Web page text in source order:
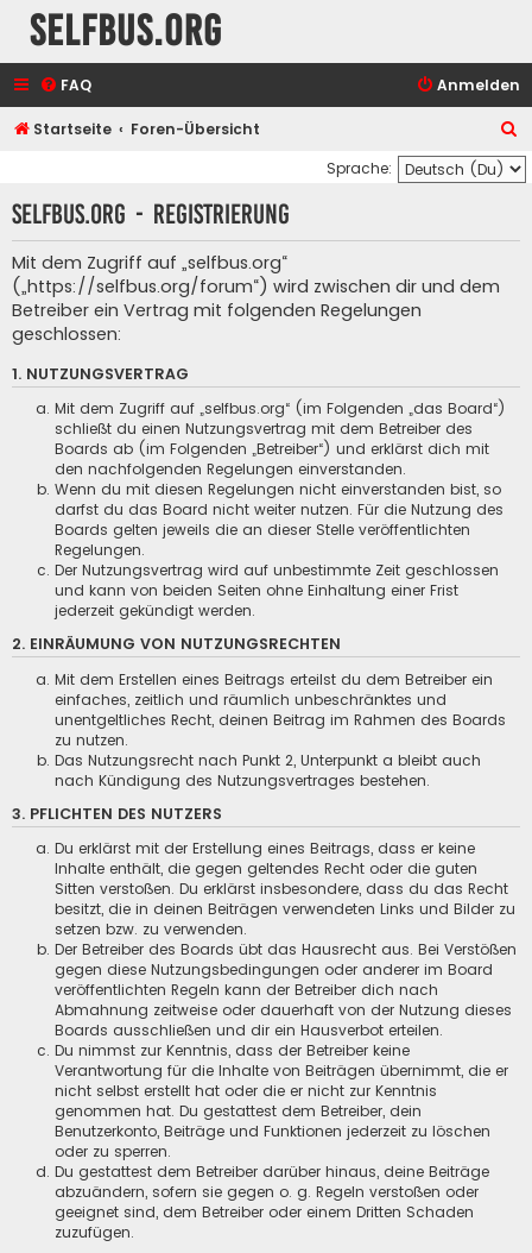
selfbus.org
FAQ Anmelden
Startseite Foren-Übersicht
u
c
Sprache:
selfbus.org - Registrierung
Mit dem Zugriff auf „selfbus.org“
(„https://selfbus.org/forum“) wird zwischen dir und dem
Betreiber ein Vertrag mit folgenden Regelungen
geschlossen:
1. NUTZUNGSVERTRAG
Mit dem Zugriff auf „selfbus.org“ (im Folgenden „das Board“)
schließt du einen Nutzungsvertrag mit dem Betreiber des
Boards ab (im Folgenden „Betreiber“) und erklärst dich mit
den nachfolgenden Regelungen einverstanden.
Wenn du mit diesen Regelungen nicht einverstanden bist, so
darfst du das Board nicht weiter nutzen. Für die Nutzung des
Boards gelten jeweils die an dieser Stelle veröffentlichten
Regelungen.
Der Nutzungsvertrag wird auf unbestimmte Zeit geschlossen
und kann von beiden Seiten ohne Einhaltung einer Frist
jederzeit gekündigt werden.
2. EINRÄUMUNG VON NUTZUNGSRECHTEN
Mit dem Erstellen eines Beitrags erteilst du dem Betreiber ein
einfaches, zeitlich und räumlich unbeschränktes und
unentgeltliches Recht, deinen Beitrag im Rahmen des Boards
zu nutzen.
Das Nutzungsrecht nach Punkt 2, Unterpunkt a bleibt auch
nach Kündigung des Nutzungsvertrages bestehen.
3. PFLICHTEN DES NUTZERS
Du erklärst mit der Erstellung eines Beitrags, dass er keine
Inhalte enthält, die gegen geltendes Recht oder die guten
Sitten verstoßen. Du erklärst insbesondere, dass du das Recht
besitzt, die in deinen Beiträgen verwendeten Links und Bilder zu
setzen bzw. zu verwenden.
Der Betreiber des Boards übt das Hausrecht aus. Bei Verstößen
gegen diese Nutzungsbedingungen oder anderer im Board
veröffentlichten Regeln kann der Betreiber dich nach
Abmahnung zeitweise oder dauerhaft von der Nutzung dieses
Boards ausschließen und dir ein Hausverbot erteilen.
Du nimmst zur Kenntnis, dass der Betreiber keine
Verantwortung für die Inhalte von Beiträgen übernimmt, die er
nicht selbst erstellt hat oder die er nicht zur Kenntnis
genommen hat. Du gestattest dem Betreiber, dein
Benutzerkonto, Beiträge und Funktionen jederzeit zu löschen
oder zu sperren.
Du gestattest dem Betreiber darüber hinaus, deine Beiträge
abzuändern, sofern sie gegen o. g. Regeln verstoßen oder
geeignet sind, dem Betreiber oder einem Dritten Schaden
zuzufügen.